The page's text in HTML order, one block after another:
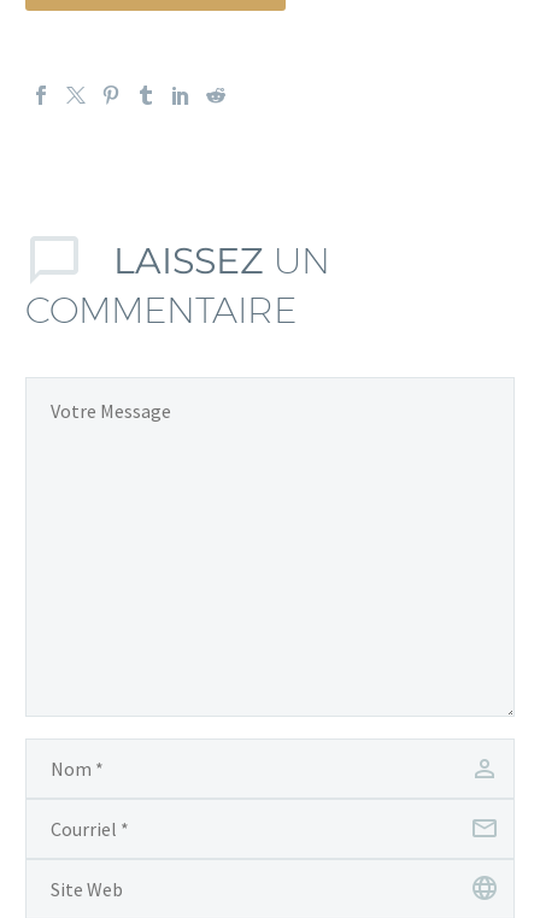
LAISSEZ UN
COMMENTAIRE